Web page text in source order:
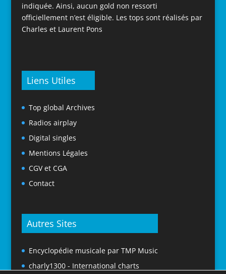
indiquée. Ainsi, aucun gold non ressorti
officiellement n’est éligible. Les tops sont réalisés par
Charles et Laurent Pons
Liens Utiles
Top global Archives
Radios airplay
Digital singles
Mentions Légales
CGV et CGA
Contact
Autres Sites
Encyclopédie musicale par TMP Music
charly1300 - International charts